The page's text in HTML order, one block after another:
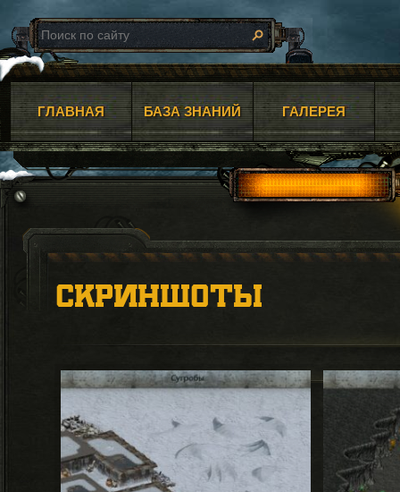
ГЛАВНАЯ БАЗА ЗНАНИЙ ГАЛЕРЕЯ
СКРИНШОТЫ